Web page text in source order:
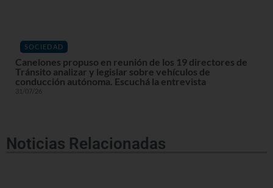
SOCIEDAD
Canelones propuso en reunión de los 19 directores de
Tránsito analizar y legislar sobre vehículos de
conducción autónoma. Escuchá la entrevista
31/07/26
Noticias Relacionadas